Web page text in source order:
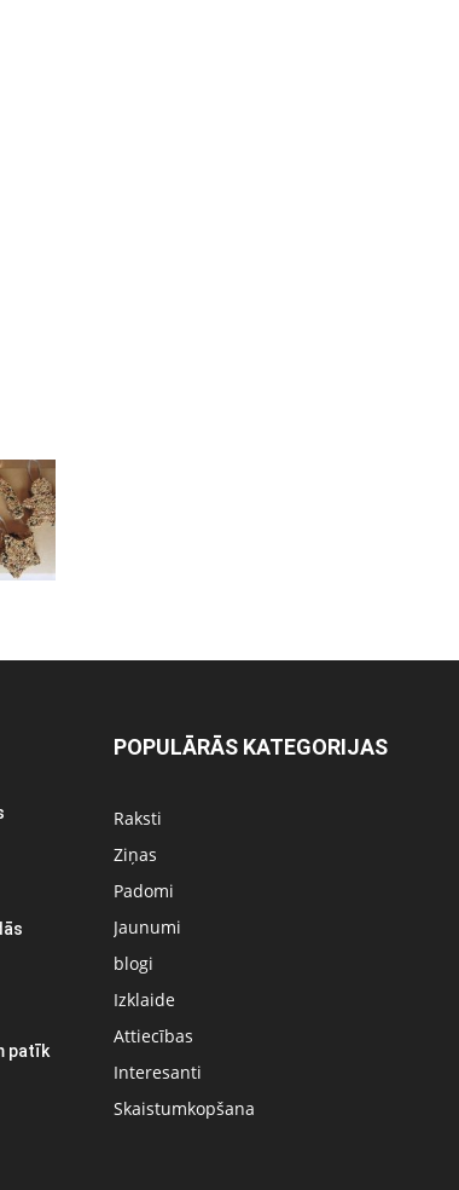
patīk
POPULĀRĀS KATEGORIJAS
Raksti
Ziņas
Padomi
Jaunumi
blogi
Izklaide
Attiecības
Interesanti
Skaistumkopšana